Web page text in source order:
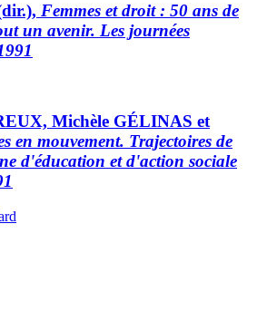
Femmes et droit : 50 ans de
un avenir. Les journées
Michèle GÉLINAS et
en mouvement. Trajectoires de
d'éducation et d'action sociale